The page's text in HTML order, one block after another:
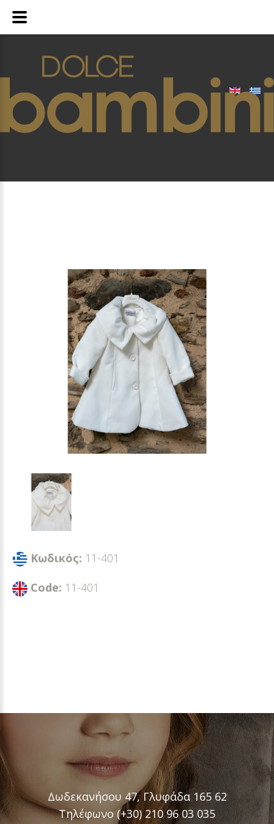
Κωδικός: 11-401
Code: 11-401
Δωδεκανήσου 47, Γλυφάδα 165 62
Τηλέφωνο (+30) 210 96 03 035